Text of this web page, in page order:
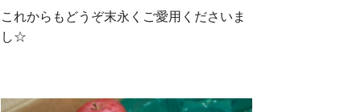
これからもどうぞ末永くご愛用くださいま
し☆